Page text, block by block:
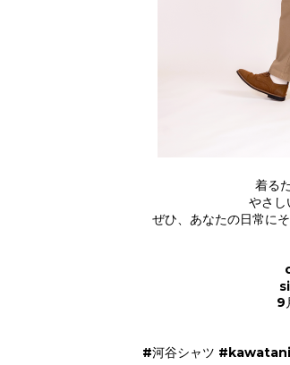
着る
やさし
ぜひ、あなたの日常に
9
#河谷シャツ